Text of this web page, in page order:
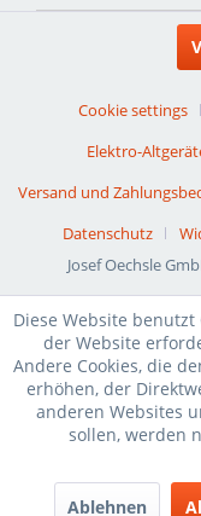
Cookie settings
Elektro-
Versand und
Datenschutz
Josef Oechsle
Diese Website
der Website
Andere Cookies, die
erhöhen, der
anderen Websites
sollen, werden
Ablehnen